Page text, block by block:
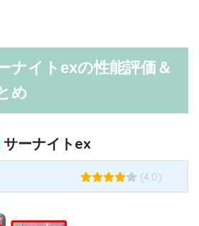
ナイトexの性能評価＆
め
サーナイトex
(4.0)